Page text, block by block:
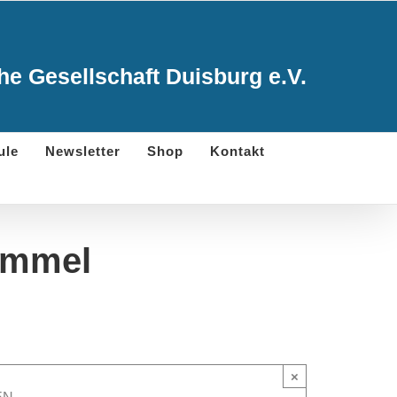
Gesellschaft Duisburg e.V.
Newsletter Shop Kontakt
×